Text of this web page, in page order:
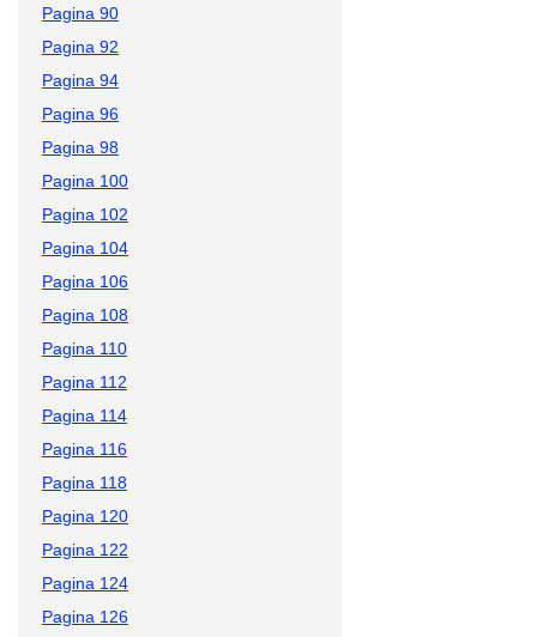
Pagina 90
Pagina 92
Pagina 94
Pagina 96
Pagina 98
Pagina 100
Pagina 102
Pagina 104
Pagina 106
Pagina 108
Pagina 110
Pagina 112
Pagina 114
Pagina 116
Pagina 118
Pagina 120
Pagina 122
Pagina 124
Pagina 126